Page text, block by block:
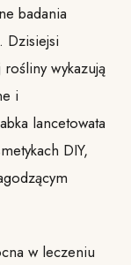
badania
Dzisiejsi
wykazują
i
lancetowata
DIY,
w leczeniu